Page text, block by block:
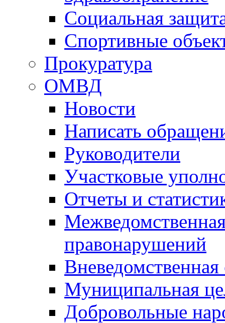
Социальная
Спортивные
Прокуратура
ОМВД
Новости
Написать
Руководители
Участковые
Отчеты и
правонарушений
Вневедомственная
Муниципальная
Добровольные